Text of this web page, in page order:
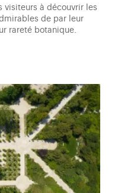
visiteurs à découvrir les
de par leur
rareté botanique.